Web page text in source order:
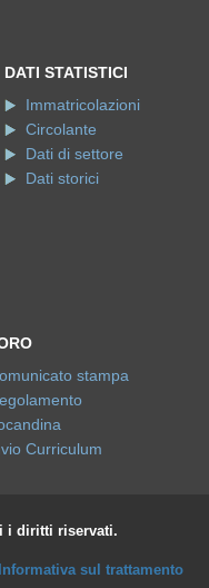
DATI STATISTICI
Immatricolazioni
Circolante
Dati di settore
Dati storici
stampa
Curriculum
i diritti riservati.
Informativa sul trattamento